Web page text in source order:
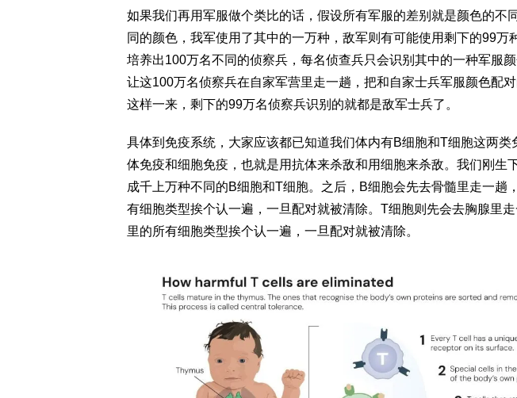
如果我们再用军服做个类比的话，假设所有军服的差别就是颜色的不
同的颜色，我军使用了其中的一万种，敌军则有可能使用剩下的99万
培养出100万名不同的侦察兵，每名侦查兵只会识别其中的一种军服
让这100万名侦察兵在自家军营里走一趟，把和自家士兵军服颜色配对
这样一来，剩下的99万名侦察兵识别的就都是敌军士兵了。
具体到免疫系统，大家应该都已知道我们体内有B细胞和T细胞这两类
体免疫和细胞免疫，也就是用抗体来杀敌和用细胞来杀敌。我们刚生
成千上万种不同的B细胞和T细胞。之后，B细胞会先去骨髓里走一趟
有细胞类型挨个认一遍，一旦配对就被清除。T细胞则先会去胸腺里
里的所有细胞类型挨个认一遍，一旦配对就被清除。